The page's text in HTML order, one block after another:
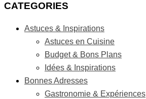
CATEGORIES
Astuces & Inspirations
Astuces en Cuisine
Budget & Bons Plans
Idées & Inspirations
Bonnes Adresses
Gastronomie & Expériences